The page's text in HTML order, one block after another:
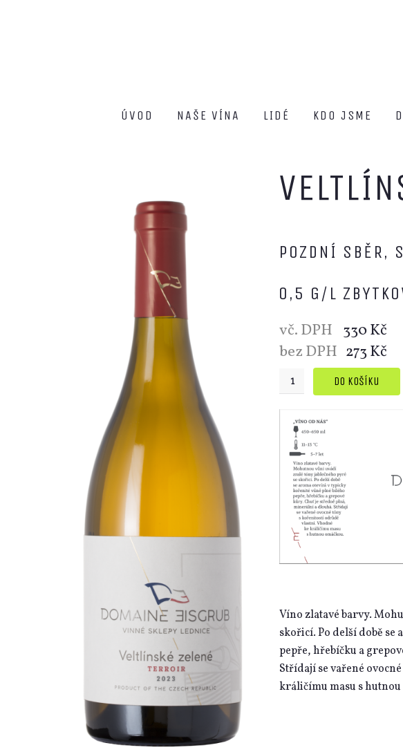
ÚVOD NAŠE VÍNA LIDÉ KDO JSME
POZDNÍ SBĚR,
0,5 G/L
vč. DPH 330 Kč
bez DPH 273 Kč
Víno zlatavé barvy.
skořicí. Po delší době
pepře, hřebíčku a
Střídají se vařené
králičímu masu s hutnou